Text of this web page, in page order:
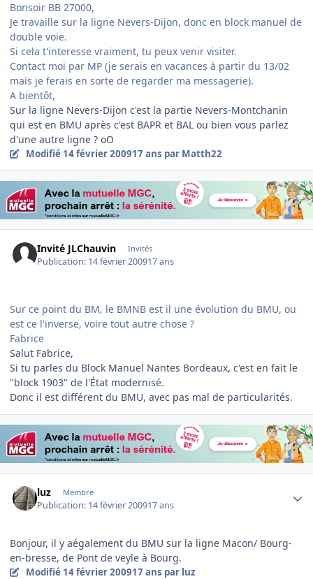
Bonsoir BB 27000,
Je travaille sur la ligne Nevers-Dijon, donc en block manuel de
double voie.
Si cela t'interesse vraiment, tu peux venir visiter.
Contact moi par MP (je serais en vacances à partir du 13/02
mais je ferais en sorte de regarder ma messagerie).
A bientôt,
Sur la ligne Nevers-Dijon c'est la partie Nevers-Montchanin
qui est en BMU après c'est BAPR et BAL ou bien vous parlez
d'une autre ligne ? oO
Modifié 14 février 200917 ans par Matth22
Invité JLChauvin Invités
Publication: 14 février 200917 ans
Sur ce point du BM, le BMNB est il une évolution du BMU, ou
est ce l'inverse, voire tout autre chose ?
Fabrice
Salut Fabrice,
Si tu parles du Block Manuel Nantes Bordeaux, c'est en fait le
"block 1903" de l'État modernisé.
Donc il est différent du BMU, avec pas mal de particularités.
luz Membre
Publication: 14 février 200917 ans
Bonjour, il y aégalement du BMU sur la ligne Macon/ Bourg-
en-bresse, de Pont de veyle à Bourg.
Modifié 14 février 200917 ans par luz